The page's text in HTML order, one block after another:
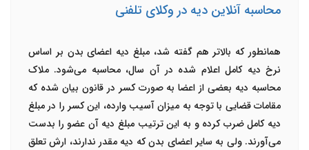
محاسبه آنلاین دیه در وکلای تلفنی
همانطور که بالاتر هم گفته شد، مبلغ دیه اعضای بدن بر اساس
نرخ دیه کامل اعلام شده در آن سال، محاسبه می‌شود. ملاک
محاسبه دیه بعضی از اعضا به صورت کسر در قانون بیان شده که
مقامات قضایی با توجه به میزان آسیب وارده، این کسر را در مبلغ
دیه کامل ضرب کرده و به این ترتیب مبلغ دیه آن عضو را بدست
می‌آورند. ولی به سایر اعضای بدن که دیه مقدر ندارند، ارش تعلق